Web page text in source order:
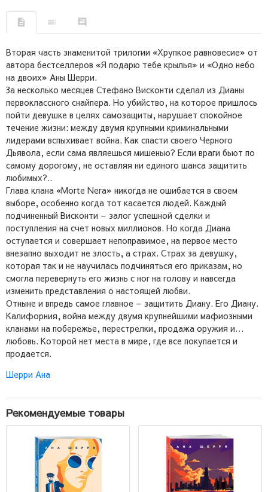
Вторая часть знаменитой трилогии «Хрупкое равновесие» от
автора бестселлеров «Я подарю тебе крылья» и «Одно небо
на двоих» Аны Шерри.
За несколько месяцев Стефано Висконти сделал из Дианы
первоклассного снайпера. Но убийство, на которое пришлось
пойти девушке в целях самозащиты, нарушает спокойное
течение жизни: между двумя крупными криминальными
лидерами вспыхивает война. Как спасти своего Черного
Дьявола, если сама являешься мишенью? Если враги бьют по
самому дорогому, не оставляя ни единого шанса защитить
любимых?..
Глава клана «Morte Nera» никогда не ошибается в своем
выборе, особенно когда тот касается людей. Каждый
подчиненный Висконти – залог успешной сделки и
поступления на счет новых миллионов. Но когда Диана
оступается и совершает непоправимое, на первое место
внезапно выходит не злость, а страх. Страх за девушку,
которая так и не научилась подчиняться его приказам, но
смогла перевернуть его жизнь с ног на голову и навсегда
изменить представления о настоящей любви.
Отныне и впредь самое главное – защитить Диану. Его Диану.
Калифорния, война между двумя крупнейшими мафиозными
кланами на побережье, перестрелки, продажа оружия и…
любовь. Которой нет места в мире, где все покупается и
продается.
Шерри Ана
Рекомендуемые товары